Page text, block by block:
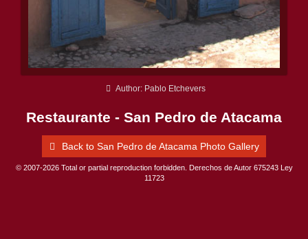
Author: Pablo Etchevers
Restaurante - San Pedro de Atacama
Back to San Pedro de Atacama Photo Gallery
© 2007-2026 Total or partial reproduction forbidden. Derechos de Autor 675243 Ley
11723